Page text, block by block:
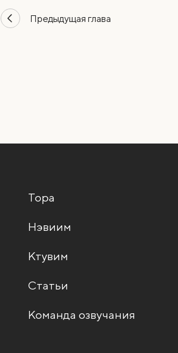
Предыдущая глава
Тора
Нэвиим
Ктувим
Статьи
Команда озвучания